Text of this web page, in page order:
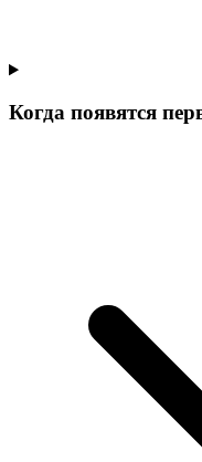
Когда появятся